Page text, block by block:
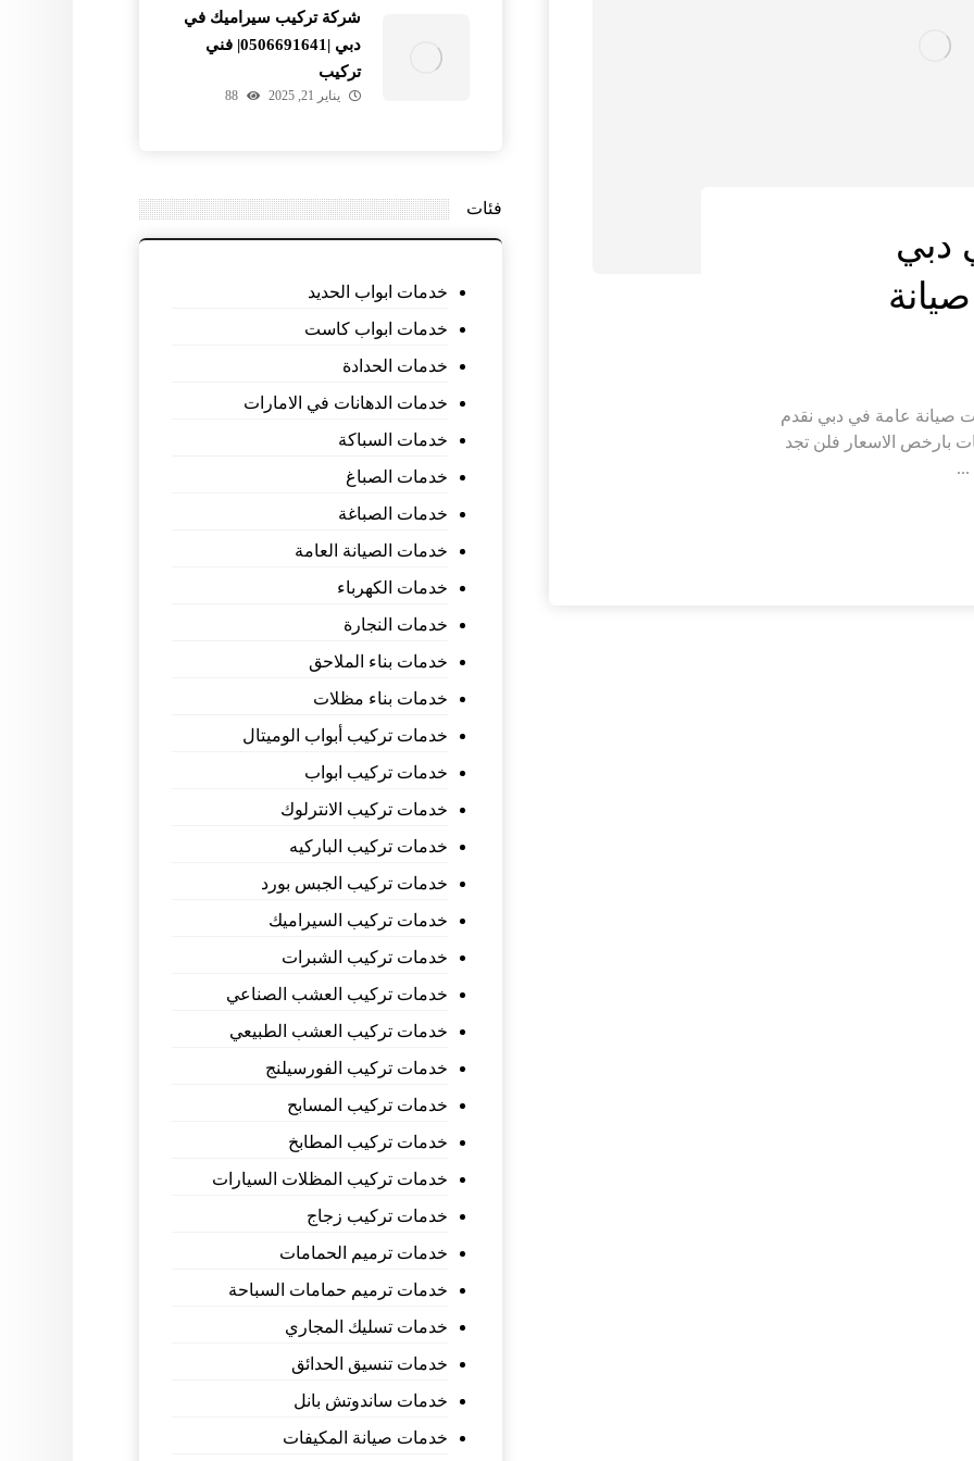
دبي
صيانة عامة في دبي نقدم
بارخص الاسعار فلن تجد
...
شركة تركيب سيراميك في
دبي |0506691641| فني
تركيب
يناير 21, 2025 88
فئات
خدمات ابواب الحديد
خدمات ابواب كاست
خدمات الحدادة
خدمات الدهانات في الامارات
خدمات السباكة
خدمات الصباغ
خدمات الصباغة
خدمات الصيانة العامة
خدمات الكهرباء
خدمات النجارة
خدمات بناء الملاحق
خدمات بناء مظلات
خدمات تركيب أبواب الوميتال
خدمات تركيب ابواب
خدمات تركيب الانترلوك
خدمات تركيب الباركيه
خدمات تركيب الجبس بورد
خدمات تركيب السيراميك
خدمات تركيب الشبرات
خدمات تركيب العشب الصناعي
خدمات تركيب العشب الطبيعي
خدمات تركيب الفورسيلنج
خدمات تركيب المسابح
خدمات تركيب المطابخ
خدمات تركيب المظلات السيارات
خدمات تركيب زجاج
خدمات ترميم الحمامات
خدمات ترميم حمامات السباحة
خدمات تسليك المجاري
خدمات تنسيق الحدائق
خدمات ساندوتش بانل
خدمات صيانة المكيفات